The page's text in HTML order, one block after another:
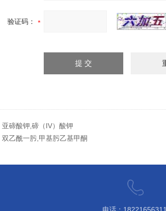
验证码：
亚碲酸钾,碲（IV）酸钾
双乙酰一肟,甲基肟乙基甲酮